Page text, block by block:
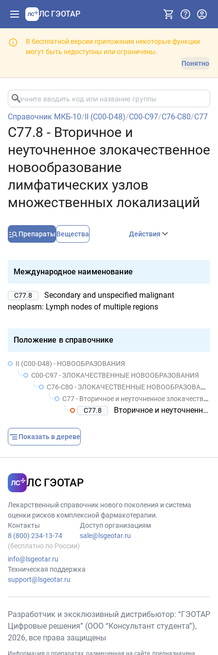
ЛС ГЭОТАР
В бесплатной версии приложения некоторые функции
могут быть недоступны или ограничены.
Понятно
Справочник МКБ-10/II (C00-D48)/C00-C97/C76-C80/C77
C77.8 - Вторичное и
неуточненное злокачественное
новообразование
лимфатических узлов
множественных локализаций
Препараты Вещества Действия
Международное наименование
C77.8
Secondary and unspecified malignant
neoplasm: Lymph nodes of multiple regions
Положение в справочнике
II (C00-D48) - НОВООБРАЗОВАНИЯ
C00-C97 - ЗЛОКАЧЕСТВЕННЫЕ НОВООБРАЗОВАНИЯ
C76-C80 - ЗЛОКАЧЕСТВЕННЫЕ НОВООБРАЗОВАНИЯ НЕТОЧНО ОБОЗНАЧЕННЫХ, ВТОРИЧНЫХ И НЕУТОЧНЕННЫХ ЛОКАЛИЗАЦИЙ
C77 - Вторичное и неуточненное злокачественное новообразование лимфатических узлов
C77.8
Вторичное и неуточненное злокачественное новообразование лимфатических узлов множественных локализаций
Показать в дереве
ЛС ГЭОТАР
Лекарственный справочник нового поколения и система
оценки рисков комплексной фармакотерапии.
Контакты
8 (800) 234-13-74
(бесплатно по России)
info@lsgeotar.ru
Доступ организациям
sale@lsgeotar.ru
Техническая поддержка
support@lsgeotar.ru
Разработчик и эксклюзивный дистрибьютор: “ГЭОТАР
Цифровые решения” (ООО “Консультант студента”),
2026, все права защищены
Информация о препаратах, размещенная на сайте, предназначена